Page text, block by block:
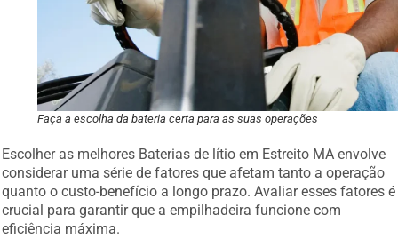
Faça a escolha da bateria certa para as suas operações
Escolher as melhores Baterias de lítio em Estreito MA envolve
considerar uma série de fatores que afetam tanto a operação
quanto o custo-benefício a longo prazo. Avaliar esses fatores é
crucial para garantir que a empilhadeira funcione com
eficiência máxima.